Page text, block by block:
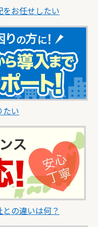
お任せしたい
たい
の違いは何？